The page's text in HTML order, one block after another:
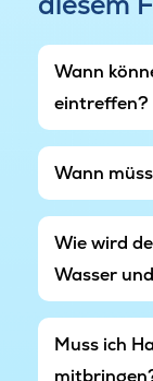
Kinder
Auf der
dänische
genießen.
das Haus
und
gedacht-
also
Wir bitten
nicht an
Wann
eintreffen?
Wann
Wie wird
Wasser
Muss ich